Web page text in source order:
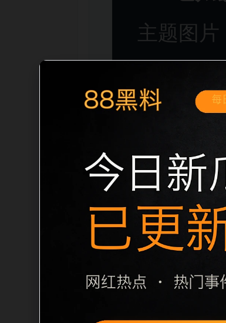
移动端搜索场景
51吃瓜无广告免费实时热榜移
读方向。本站在整理内容时优先
先看标题是否明确，再看摘要
和 sitemap 入口，让重要页面